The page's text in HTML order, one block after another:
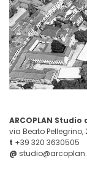
ARCOPLAN
via Beato Pellegrino,
t +39 320 3630505
@